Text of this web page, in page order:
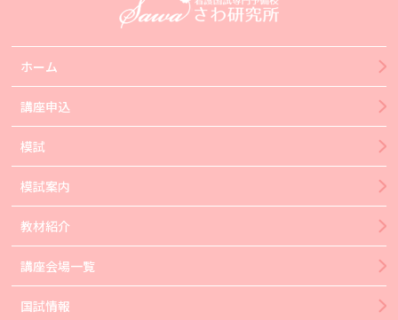
ホーム
講座申込
模試
模試案内
教材紹介
講座会場一覧
国試情報